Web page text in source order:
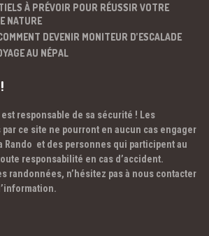
À PRÉVOIR POUR RÉUSSIR VOTRE
NATURE
DEVENIR MONITEUR D’ESCALADE
AU NÉPAL
responsable de sa sécurité ! Les
ce site ne pourront en aucun cas engager
Rando et des personnes qui participent au
responsabilité en cas d’accident.
randonnées, n’hésitez pas à nous contacter